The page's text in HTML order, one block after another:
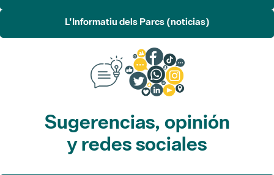
L'Informatiu dels Parcs (noticias)
Sugerencias, opinión
y redes sociales